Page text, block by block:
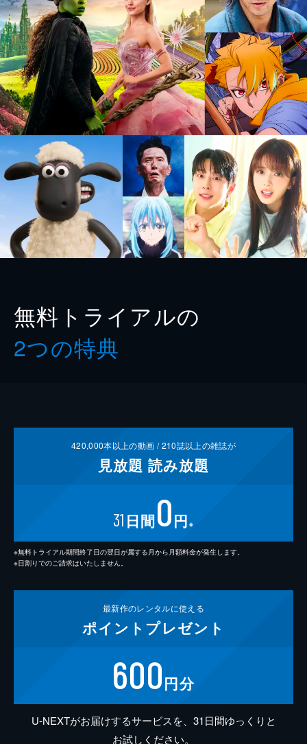
無料トライアルの
2つの特典
420,000本以上の動画 /210誌以上の雑誌が
見放題 読み放題
31 日間0円 ※
※無料トライアル期間終了日の翌日が属する月から月額料金が発生します。
※日割りでのご請求はいたしません。
最新作のレンタルに使える
ポイント プレゼント
600円分
U-NEXTがお届けするサービスを、31日間ゆっくりと
お試しください。